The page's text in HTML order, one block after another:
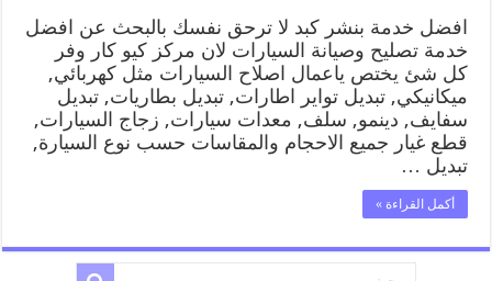
افضل خدمة بنشر كبد لا ترحق نفسك بالبحث عن افضل
خدمة تصليح وصيانة السيارات لان مركز كيو كار وفر
كل شئ يختص ياعمال اصلاح السيارات مثل كهربائي,
ميكانيكي, تبديل تواير اطارات, تبديل بطاريات, تبديل
سفايف, دينمو, سلف, معدات سيارات, زجاج السيارات,
قطع غيار جميع الاحجام والمقاسات حسب نوع السيارة,
تبديل …
أكمل القراءة »